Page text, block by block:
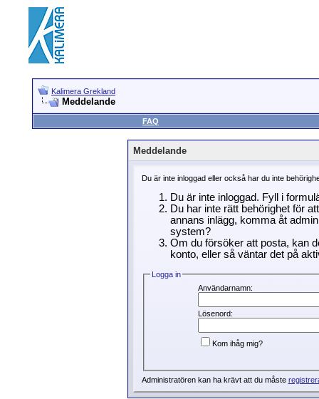
Kalimera Grekland
Meddelande
FAQ
Meddelande
Du är inte inloggad eller också har du inte
Du är inte inloggad. Fyll i
Du har inte rätt behörighet för
annans inlägg, komma åt
system?
Om du försöker att posta, kan
konto, eller så väntar det på
Logga in
Användarnamn:
Lösenord:
Kom ihåg mig?
Administratören kan ha krävt att du måste